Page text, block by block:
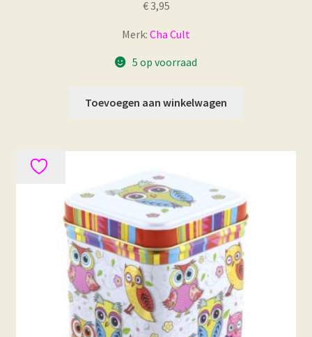
€3,95
Merk: Cha Cult
5 op voorraad
Toevoegen aan winkelwagen